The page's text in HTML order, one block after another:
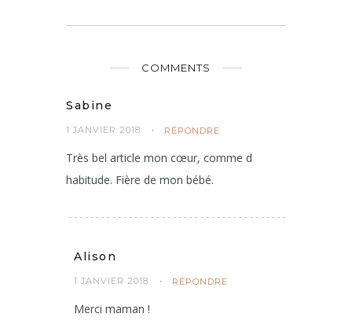
COMMENTS
Sabine
1 JANVIER 2018 RÉPONDRE
Très bel article mon cœur, comme d
habitude. Fière de mon bébé.
Alison
1 JANVIER 2018 RÉPONDRE
Merci maman !